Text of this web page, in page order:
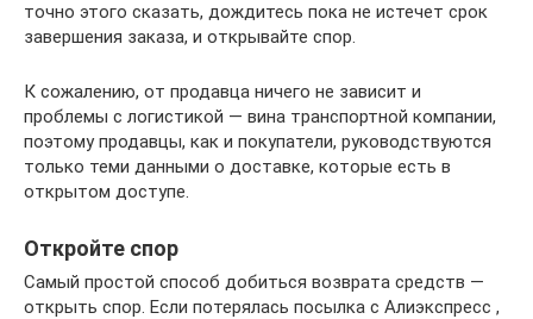
точно этого сказать, дождитесь пока не истечет срок
завершения заказа, и открывайте спор.
К сожалению, от продавца ничего не зависит и
проблемы с логистикой — вина транспортной компании,
поэтому продавцы, как и покупатели, руководствуются
только теми данными о доставке, которые есть в
открытом доступе.
Откройте спор
Самый простой способ добиться возврата средств —
открыть спор. Если потерялась посылка с Алиэкспресс ,